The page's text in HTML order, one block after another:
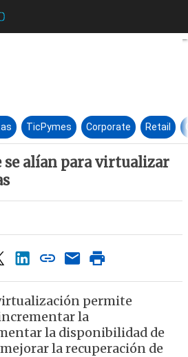
Afina y VMware se alían
TicPymes Corporate Retail
se alían para virtualizar
permite
la
la disponibilidad de
la recuperación de